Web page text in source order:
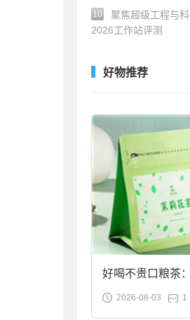
10
聚焦超级工程与
2026工作站评测
好物推荐
好喝不贵口粮茶
袋装9.9元到手
2026-08-03 1